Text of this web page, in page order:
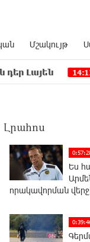
Մշակույթ
14:12 Եթե
Լրահոս
Ես
որակավորման